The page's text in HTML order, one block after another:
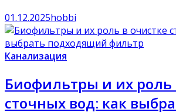
01.12.2025hobbi
Канализация
Биофильтры и их роль
сточных вод: как